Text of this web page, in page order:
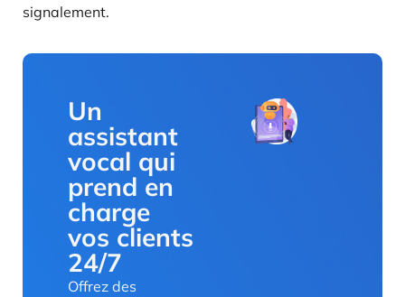
signalement.
Un
assistant
vocal qui
prend en
charge
vos clients
24/7
Offrez des